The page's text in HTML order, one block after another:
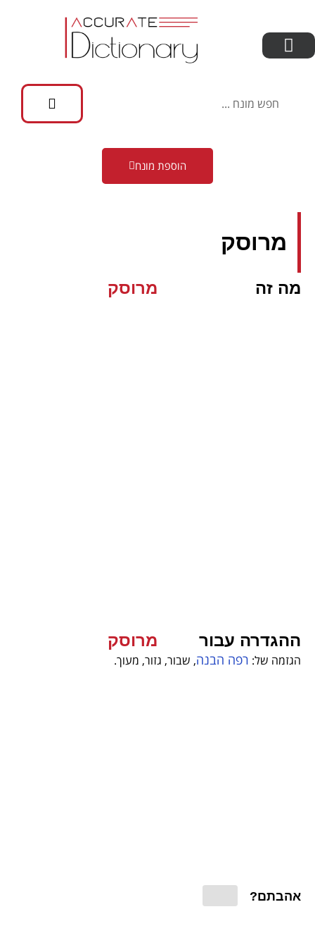
הוספת מונח
מרוסק
מה זה מרוסק
ההגדרה עבור מרוסק
הגזמה של: רפה הבנה, שבור, גזור, מעוך.
אהבתם?